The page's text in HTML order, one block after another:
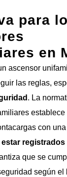
para
en
ascensor
las reglas,
. La
establece
con
registrados
que se
según el